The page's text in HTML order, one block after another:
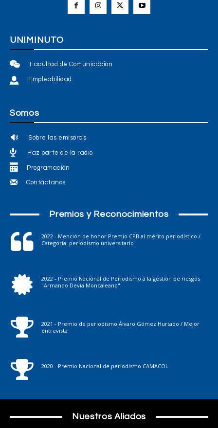
UNIMINUTO
Facultad de Comunicación
Empleabilidad
Somos
Sobre las emisoras
Haz parte de la radio
Programación
Contáctanos
Premios y Reconocimientos
2022 - Mención de honor Premio CPB al mérito periodístico /
Categoría: periodismo universitario
2022 - Premio Nacional de Periodismo a la gestión de riesgos
"Armando Devia Moncaleano"
2021 - Premio de periodismo Álvaro Gómez Hurtado / Mejor
entrevista
2020 - Premio Nacional de periodismo CAMACOL
Nuestros Aliados